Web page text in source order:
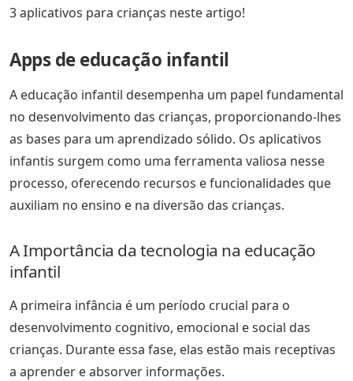
3 aplicativos para crianças neste artigo!
Apps de educação infantil
A educação infantil desempenha um papel fundamental
no desenvolvimento das crianças, proporcionando-lhes
as bases para um aprendizado sólido. Os aplicativos
infantis surgem como uma ferramenta valiosa nesse
processo, oferecendo recursos e funcionalidades que
auxiliam no ensino e na diversão das crianças.
A Importância da tecnologia na educação
infantil
A primeira infância é um período crucial para o
desenvolvimento cognitivo, emocional e social das
crianças. Durante essa fase, elas estão mais receptivas
a aprender e absorver informações.